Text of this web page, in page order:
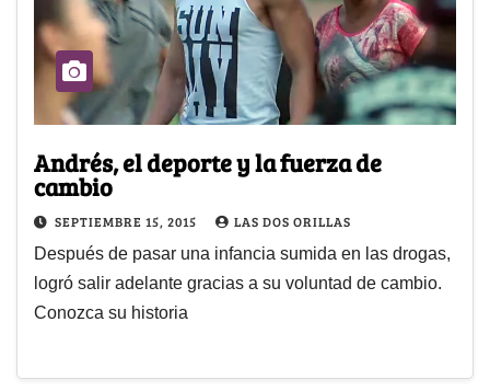
Andrés, el deporte y la fuerza de
cambio
SEPTIEMBRE 15, 2015 LAS DOS ORILLAS
Después de pasar una infancia sumida en las drogas,
logró salir adelante gracias a su voluntad de cambio.
Conozca su historia